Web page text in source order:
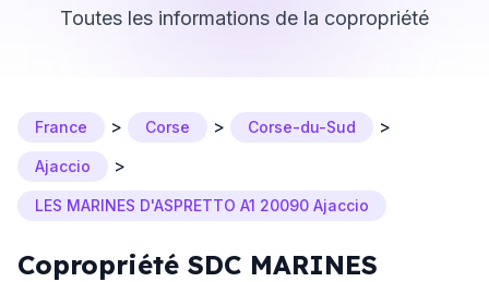
Toutes les informations de la copropriété
France > Corse > Corse-du-Sud >
Ajaccio >
LES MARINES D'ASPRETTO A1 20090 Ajaccio
Copropriété SDC MARINES